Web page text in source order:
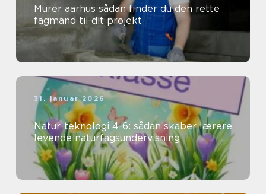
Murer aarhus sådan finder du den rette
fagmand til dit projekt
31. januar 2026
Natur-teknologi 4-6: sådan skaber lærere
levende naturfagsundervisning